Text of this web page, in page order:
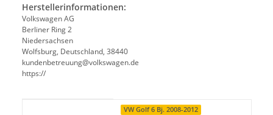
Herstellerinformationen:
Volkswagen AG
Berliner Ring 2
Niedersachsen
Wolfsburg, Deutschland, 38440
kundenbetreuung@volkswagen.de
https://
VW Golf 6 Bj. 2008-2012